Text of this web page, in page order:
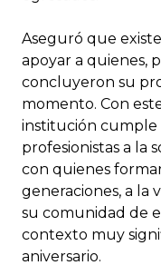
Aseguró que
apoyar a quienes,
concluyeron su
momento. Con
institución cumple
profesionistas a la
con quienes
generaciones, a la
su comunidad de
contexto muy
aniversario.